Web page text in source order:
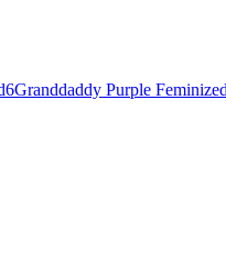
6Granddaddy Purple